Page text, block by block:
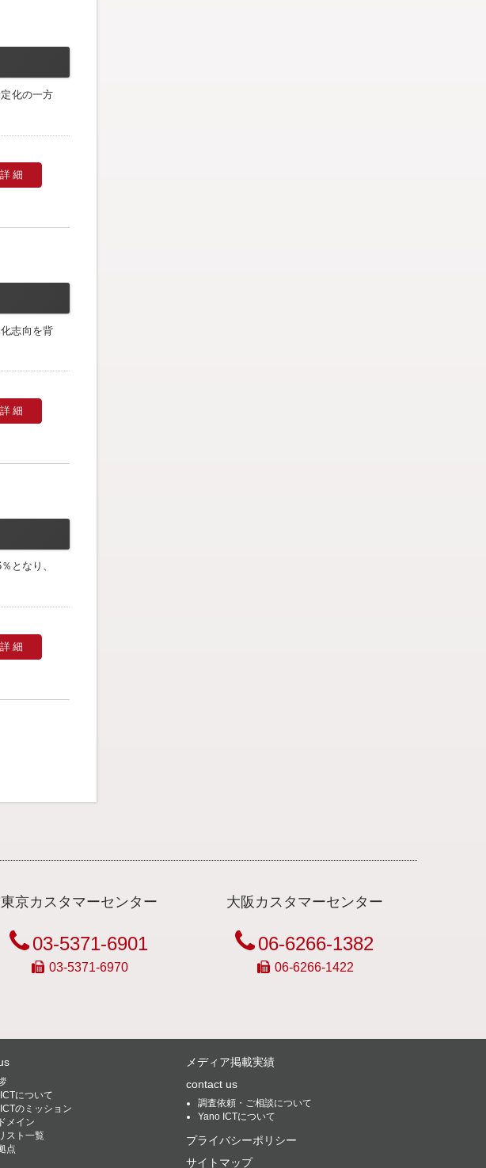
化の一方
詳細
志向を背
詳細
となり、
詳細
東京カスタマーセンター
03-5371-6901
03-5371-6970
大阪カスタマーセンター
06-6266-1382
06-6266-1422
について
のミッション
メイン
スト一覧
点
メディア掲載実績
contact us
調査依頼・ご相談について
Yano ICTについて
プライバシーポリシー
サイトマップ